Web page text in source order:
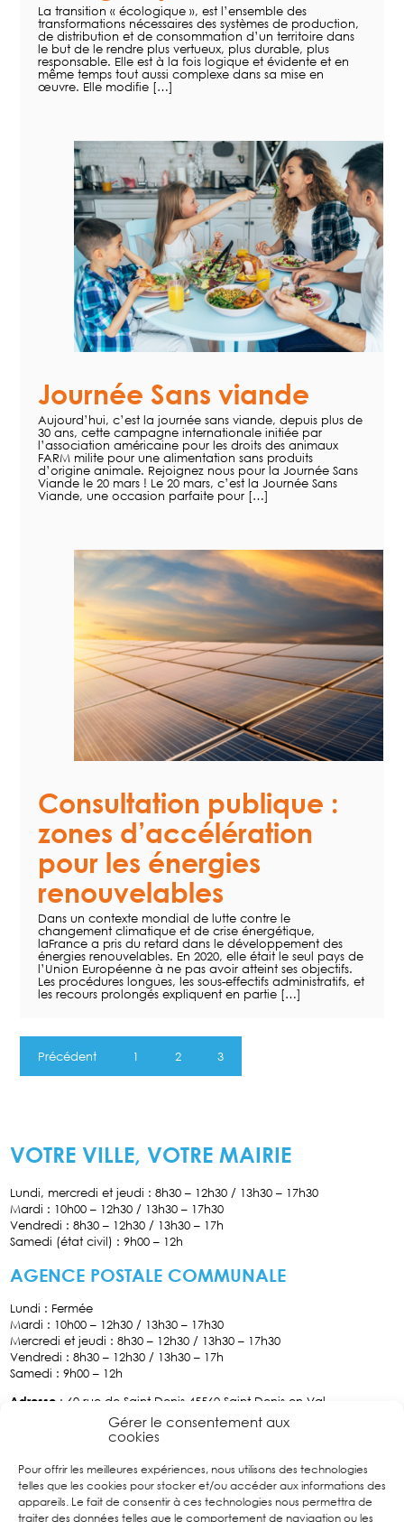
Gérer le consentement aux
cookies
Pour offrir les meilleures expériences, nous utilisons des technologies
telles que les cookies pour stocker et/ou accéder aux informations des
appareils. Le fait de consentir à ces technologies nous permettra de
traiter des données telles que le comportement de navigation ou les
La transition « écologique », est l’ensemble des
transformations nécessaires des systèmes de production,
de distribution et de consommation d’un territoire dans
le but de le rendre plus vertueux, plus durable, plus
responsable. Elle est à la fois logique et évidente et en
même temps tout aussi complexe dans sa mise en
œuvre. Elle modifie […]
Journée Sans viande
Aujourd’hui, c’est la journée sans viande, depuis plus de
30 ans, cette campagne internationale initiée par
l’association américaine pour les droits des animaux
FARM milite pour une alimentation sans produits
d’origine animale. Rejoignez nous pour la Journée Sans
Viande le 20 mars ! Le 20 mars, c’est la Journée Sans
Viande, une occasion parfaite pour […]
Consultation publique :
zones d’accélération
pour les énergies
renouvelables
Dans un contexte mondial de lutte contre le
changement climatique et de crise énergétique,
laFrance a pris du retard dans le développement des
énergies renouvelables. En 2020, elle était le seul pays de
l’Union Européenne à ne pas avoir atteint ses objectifs.
Les procédures longues, les sous-effectifs administratifs, et
les recours prolongés expliquent en partie […]
Précédent 1 2 3
VOTRE VILLE, VOTRE MAIRIE
Lundi, mercredi et jeudi : 8h30 – 12h30 / 13h30 – 17h30
Mardi : 10h00 – 12h30 / 13h30 – 17h30
Vendredi : 8h30 – 12h30 / 13h30 – 17h
Samedi (état civil) : 9h00 – 12h
AGENCE POSTALE COMMUNALE
Lundi : Fermée
Mardi : 10h00 – 12h30 / 13h30 – 17h30
Mercredi et jeudi : 8h30 – 12h30 / 13h30 – 17h30
Vendredi : 8h30 – 12h30 / 13h30 – 17h
Samedi : 9h00 – 12h
Adresse : 60 rue de Saint-Denis 45560 Saint Denis-en-Val
02.38.76.70.34
Facebook
Suivez
nous sur
Facebook